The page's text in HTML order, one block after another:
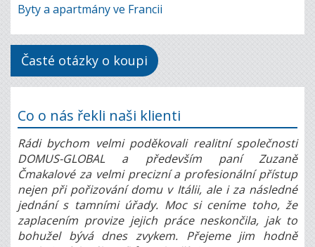
Byty a apartmány ve Francii
Časté otázky o koupi
Co o nás řekli naši klienti
Rádi bychom velmi poděkovali realitní společnosti
DOMUS-GLOBAL a především paní Zuzaně
Čmakalové za velmi precizní a profesionální přístup
nejen při pořizování domu v Itálii, ale i za následné
jednání s tamními úřady. Moc si ceníme toho, že
zaplacením provize jejich práce neskončila, jak to
bohužel bývá dnes zvykem. Přejeme jim hodně